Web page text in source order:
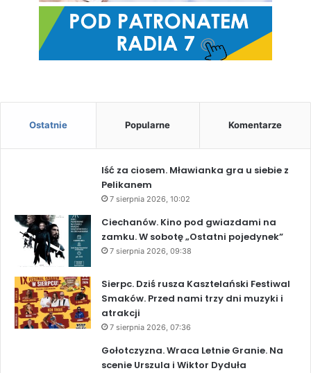
Ostatnie Popularne Komentarze
Iść za ciosem. Mławianka gra u siebie z
Pelikanem
7 sierpnia 2026, 10:02
Ciechanów. Kino pod gwiazdami na
zamku. W sobotę „Ostatni pojedynek”
7 sierpnia 2026, 09:38
Sierpc. Dziś rusza Kasztelański Festiwal
Smaków. Przed nami trzy dni muzyki i
atrakcji
7 sierpnia 2026, 07:36
Gołotczyzna. Wraca Letnie Granie. Na
scenie Urszula i Wiktor Dyduła